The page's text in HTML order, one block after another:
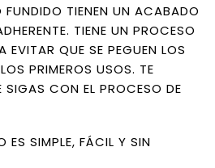
FUNDIDO TIENEN UN ACABADO
TIENE UN PROCESO
EVITAR QUE SE PEGUEN LOS
PRIMEROS USOS. TE
SIGAS CON EL PROCESO DE
ES SIMPLE, FÁCIL Y SIN